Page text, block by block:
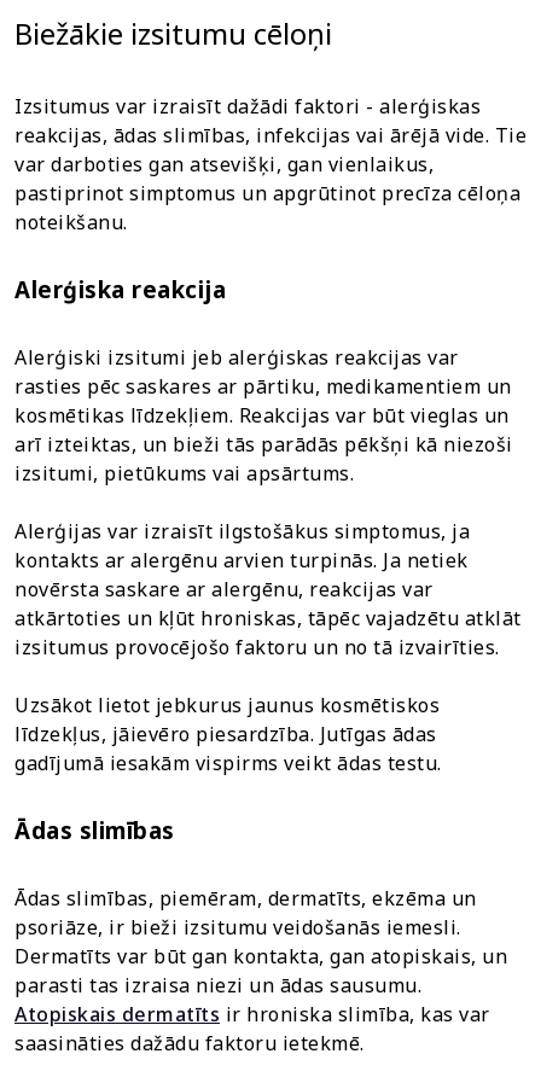
Biežākie izsitumu cēloņi
Izsitumus var izraisīt dažādi faktori - alerģiskas
reakcijas, ādas slimības, infekcijas vai ārējā vide. Tie
var darboties gan atsevišķi, gan vienlaikus,
pastiprinot simptomus un apgrūtinot precīza cēloņa
noteikšanu.
Alerģiska reakcija
Alerģiski izsitumi jeb alerģiskas reakcijas var
rasties pēc saskares ar pārtiku, medikamentiem un
kosmētikas līdzekļiem. Reakcijas var būt vieglas un
arī izteiktas, un bieži tās parādās pēkšņi kā niezoši
izsitumi, pietūkums vai apsārtums.
Alerģijas var izraisīt ilgstošākus simptomus, ja
kontakts ar alergēnu arvien turpinās. Ja netiek
novērsta saskare ar alergēnu, reakcijas var
atkārtoties un kļūt hroniskas, tāpēc vajadzētu atklāt
izsitumus provocējošo faktoru un no tā izvairīties.
Uzsākot lietot jebkurus jaunus kosmētiskos
līdzekļus, jāievēro piesardzība. Jutīgas ādas
gadījumā iesakām vispirms veikt ādas testu.
Ādas slimības
Ādas slimības, piemēram, dermatīts, ekzēma un
psoriāze, ir bieži izsitumu veidošanās iemesli.
Dermatīts var būt gan kontakta, gan atopiskais, un
parasti tas izraisa niezi un ādas sausumu.
Atopiskais dermatīts ir hroniska slimība, kas var
saasināties dažādu faktoru ietekmē.